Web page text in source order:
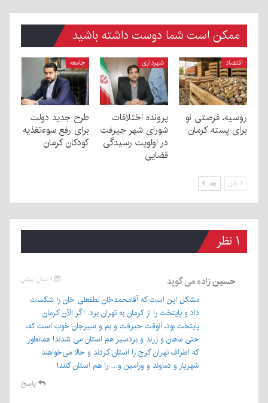
ممکن است شما دوست داشته باشید
اقتصاد
روسیه، فرصتی نو
برای پسته کرمان
شهرداری
پرونده اختلافات
شورای شهر جیرفت
در اولویت رسیدگی
قضایی
جامعه
طرح جدید دولت
برای رفع سوءتغذیه
کودکان کرمان
قبل بعد
۱ نظر
حسین زادهمی گوید
مشکل این است که آقامحمدخان لطفعلی خان را شکست
داد و پایتخت را از کرمان به تهران برد. اگر الآن کرمان
پایتخت بود، آنوقت جیرفت و بم و سیرجان خوب است که،
حتی ماهان و زرند و بردسیر هم استان می شدند! همانطور
که اطراف تهران کرج را استان کردند و حالا می‌خواهند
شهریار و دماوند و ورامین و… را هم استان کنند!
پاسخ